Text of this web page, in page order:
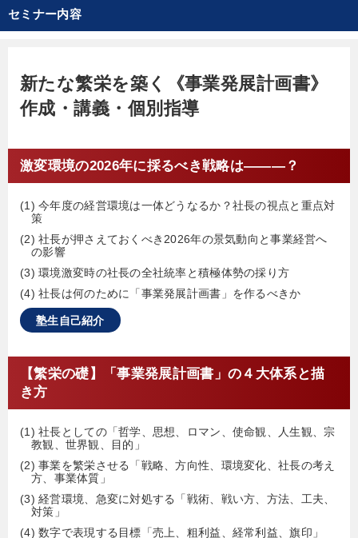
向上に導く。著書『「後継者」という生き方』、
『後継社長の実務と戦略』など。
「幹部塾」をはじめ数々の人気企画を手掛ける。一
方で、協会公式のYouTubeチャンネルを立ち上げ、
せる。
本塾では、経営数字を中心に実習講義を担当。社
み、机上の空論で終わらせない計画策定を誠心誠意
サポートさせていただきます。
セミナー内容
新たな繁栄を築く《事業発展計画書》
作成・講義・個別指導
激変環境の2026年に採るべき戦略は―――？
(1) 今年度の経営環境は一体どうなるか？社長の視点と重点対
策
(2) 社長が押さえておくべき2026年の景気動向と事業経営へ
の影響
(3) 環境激変時の社長の全社統率と積極体勢の採り方
(4) 社長は何のために「事業発展計画書」を作るべきか
塾生自己紹介
【繁栄の礎】「事業発展計画書」の４大体系と描
き方
(1) 社長としての「哲学、思想、ロマン、使命観、人生観、宗
教観、世界観、目的」
(2) 事業を繁栄させる「戦略、方向性、環境変化、社長の考え
方、事業体質」
(3) 経営環境、急変に対処する「戦術、戦い方、方法、工夫、
対策」
(4) 数字で表現する目標「売上、粗利益、経常利益、旗印」